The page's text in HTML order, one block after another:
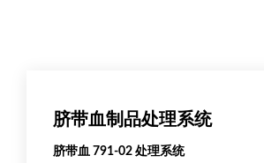
脐带血制品处理系统
脐带血 791-02 处理系统